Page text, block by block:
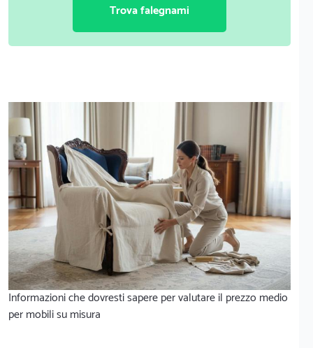
Trova falegnami
Informazioni che dovresti sapere per valutare il prezzo medio
per mobili su misura